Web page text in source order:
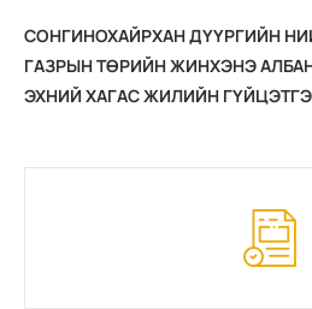
СОНГИНОХАЙРХАН ДҮҮРГИЙН
ГАЗРЫН ТӨРИЙН ЖИНХЭНЭ
ЭХНИЙ ХАГАС ЖИЛИЙН